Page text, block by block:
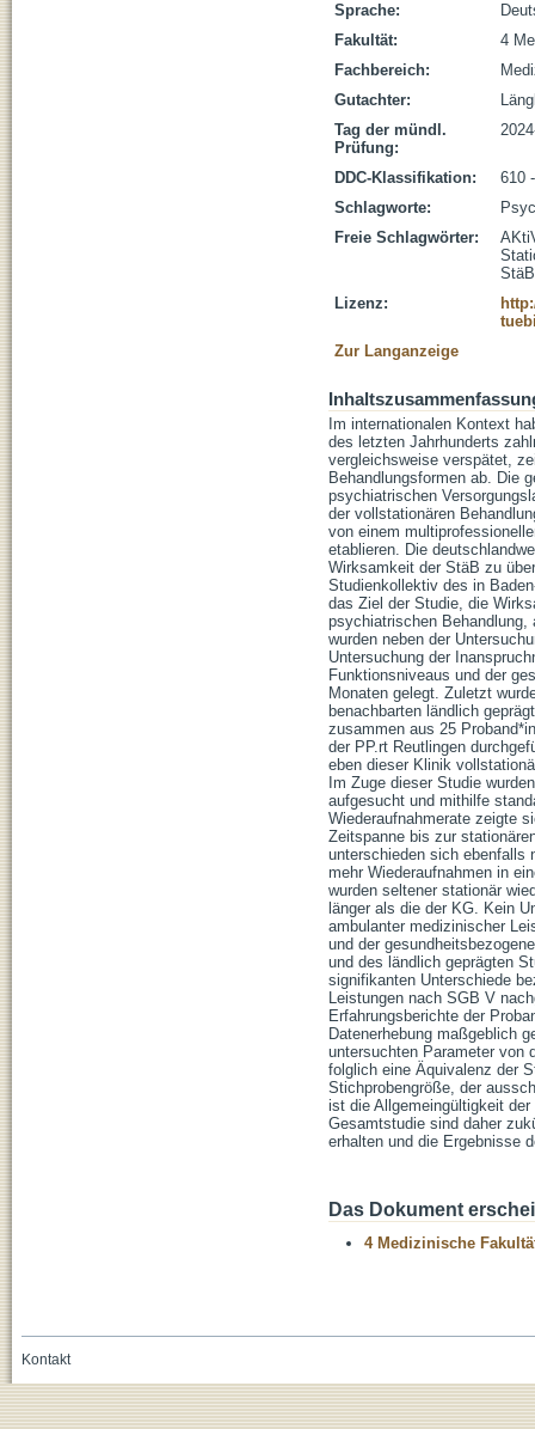
Sprache:
Fakultät:
4
Fachbereich:
Gutachter:
Tag der mündl.
Prüfung:
DDC-Klassifikation:
610
Schlagworte:
Freie Schlagwörter:
StäB
Lizenz:
Zur Langanzeige
Im internationalen Kontext
des letzten Jahrhunderts
vergleichsweise verspätet,
Behandlungsformen ab. Die
psychiatrischen
der vollstationären
von einem
etablieren. Die
Wirksamkeit der StäB zu
Studienkollektiv des in
das Ziel der Studie, die
psychiatrischen Behandlung,
wurden neben der
Untersuchung der
Funktionsniveaus und der
Monaten gelegt. Zuletzt
benachbarten ländlich
zusammen aus 25
der PP.rt Reutlingen
eben dieser Klinik
Im Zuge dieser Studie
aufgesucht und mithilfe
Wiederaufnahmerate zeigte
Zeitspanne bis zur
unterschieden sich ebenfalls
mehr Wiederaufnahmen in
wurden seltener stationär
länger als die der KG. Kein
ambulanter medizinischer
und der
und des ländlich geprägten
signifikanten Unterschiede
Leistungen nach SGB V
Erfahrungsberichte der
Datenerhebung maßgeblich
untersuchten Parameter von
folglich eine Äquivalenz der
Stichprobengröße, der
ist die Allgemeingültigkeit
Gesamtstudie sind daher
erhalten und die Ergebnisse
Das Dokument
4 Medizinische
Kontakt